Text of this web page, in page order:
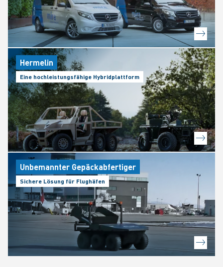
Hermelin
Eine hochleistungsfähige Hybridplattform
Unbemannter Gepäckabfertiger
Sichere Lösung für Flughäfen